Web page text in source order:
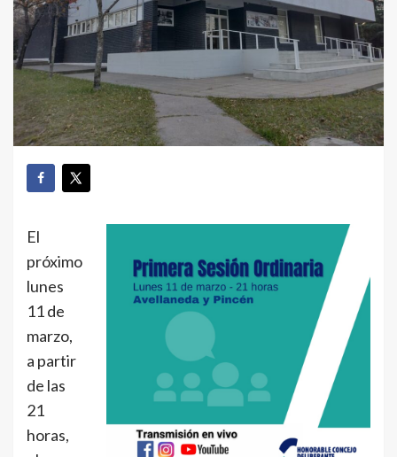
El
próximo
lunes
11 de
marzo,
a partir
de las
21
horas,